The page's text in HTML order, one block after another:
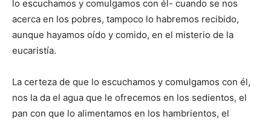
lo escuchamos y comulgamos con él- cuando se nos
acerca en los pobres, tampoco lo habremos recibido,
aunque hayamos oído y comido, en el misterio de la
eucaristía.
La certeza de que lo escuchamos y comulgamos con él,
nos la da el agua que le ofrecemos en los sedientos, el
pan con que lo alimentamos en los hambrientos, el